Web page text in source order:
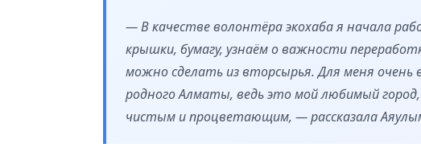
— В качестве волонтёра экохаба я начала
крышки, бумагу, узнаём о важности
можно сделать из вторсырья. Для меня очень
родного Алматы, ведь это мой любимый
чистым и процветающим, — рассказала